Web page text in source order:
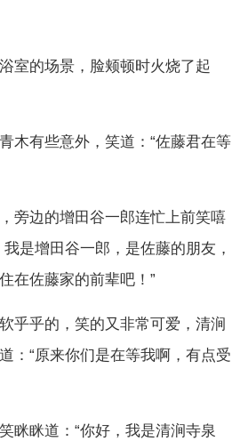
室的场景，脸颊顿时火烧了起
木有些意外，笑道：“佐藤君在等
旁边的增田谷一郎连忙上前笑嘻
是增田谷一郎，是佐藤的朋友，
在佐藤家的前辈吧！”
乎乎的，笑的又非常可爱，清涧
：“原来你们是在等我啊，有点受
眯眯道：“你好，我是清涧寺泉